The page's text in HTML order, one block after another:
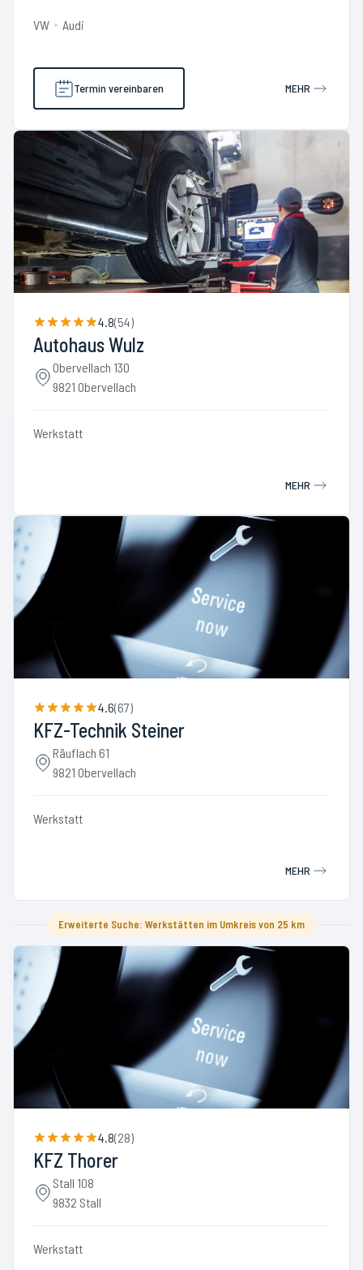
VW Audi
Termin vereinbaren MEHR
4.8(54)
Autohaus Wulz
Obervellach 130
9821 Obervellach
Werkstatt
MEHR
4.6(67)
KFZ-Technik Steiner
Räuflach 61
9821 Obervellach
Werkstatt
MEHR
Erweiterte Suche: Werkstätten im Umkreis von 25 km
4.8(28)
KFZ Thorer
Stall 108
9832 Stall
Werkstatt